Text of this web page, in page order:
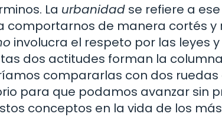
La urbanidad se refiere a
comportarnos de manera cortés y
involucra el respeto por las leyes
dos actitudes forman la
compararlas con dos
para que podamos avanzar sin
conceptos en la vida de los